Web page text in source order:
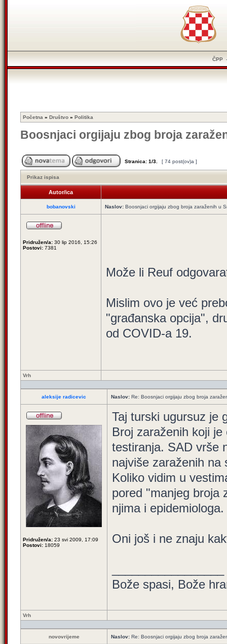
ČPP
Početna » Društvo » Politika
Boosnjaci orgijaju zbog broja
Stranica: 1/3 [ 74 post(ov)a ]
Prikaz ispisa
Autor/ica
bobanovski Naslov: Boosnjaci orgijaju zbog broja zaraženih u
Pridružen/a: 30 lip 2016, 15:26
Postovi: 7381
Može li Reuf
Mislim ovo je već
"građanska opcija",
od COVID-a 19.
Vrh
aleksije radicevic Naslov: Re: Boosnjaci orgijaju zbog broja
Pridružen/a: 23 svi 2009, 17:09
Postovi: 18059
Taj turski ugursuz je
Broj zaraženih koji
testiranja. SAD vrše
najviše zaraženih na
Koliko vidim u
pored "manjeg broja
njima i
Oni još i ne znaju
Bože spasi, Bože
Vrh
novovrijeme Naslov: Re: Boosnjaci orgijaju zbog broja